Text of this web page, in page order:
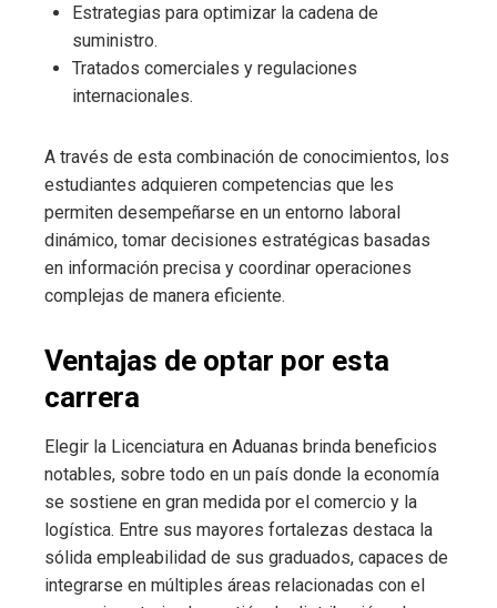
Estrategias para optimizar la cadena de
suministro.
Tratados comerciales y regulaciones
internacionales.
A través de esta combinación de conocimientos, los
estudiantes adquieren competencias que les
permiten desempeñarse en un entorno laboral
dinámico, tomar decisiones estratégicas basadas
en información precisa y coordinar operaciones
complejas de manera eficiente.
Ventajas de optar por esta
carrera
Elegir la Licenciatura en Aduanas brinda beneficios
notables, sobre todo en un país donde la economía
se sostiene en gran medida por el comercio y la
logística. Entre sus mayores fortalezas destaca la
sólida empleabilidad de sus graduados, capaces de
integrarse en múltiples áreas relacionadas con el